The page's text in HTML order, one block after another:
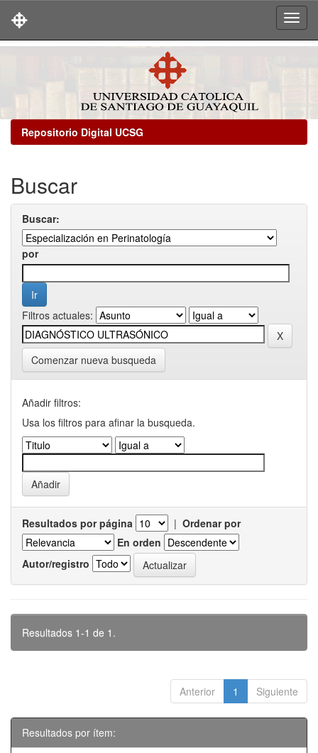
Repositorio Digital UCSG
Buscar
Buscar:
por
Filtros actuales:
Comenzar nueva busqueda
Añadir filtros:
Usa los filtros para afinar la busqueda.
Resultados por página | Ordenar por
En orden
Autor/registro
Resultados 1-1 de 1.
Anterior 1 Siguiente
Resultados por ítem: